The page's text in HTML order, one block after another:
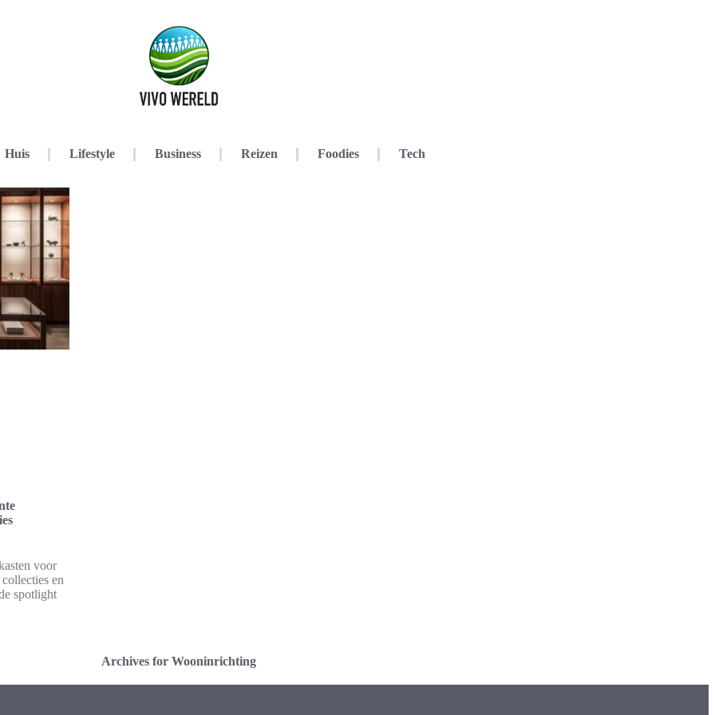
Huis Lifestyle Business Reizen Foodies Tech
voor
en
spotlight
Archives for Wooninrichting